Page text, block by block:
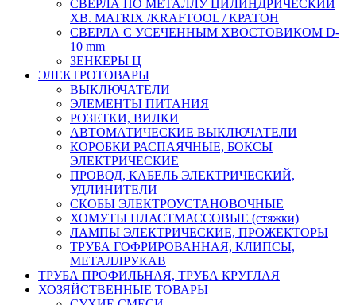
СВЕРЛА ПО МЕТАЛЛУ ЦИЛИНДРИЧЕСКИЙ
ХВ. MATRIX /KRAFTOOL / КРАТОН
СВЕРЛА С УСЕЧЕННЫМ ХВОСТОВИКОМ D-
10 mm
ЗЕНКЕРЫ Ц
ЭЛЕКТРОТОВАРЫ
ВЫКЛЮЧАТЕЛИ
ЭЛЕМЕНТЫ ПИТАНИЯ
РОЗЕТКИ, ВИЛКИ
АВТОМАТИЧЕСКИЕ ВЫКЛЮЧАТЕЛИ
КОРОБКИ РАСПАЯЧНЫЕ, БОКСЫ
ЭЛЕКТРИЧЕСКИЕ
ПРОВОД, КАБЕЛЬ ЭЛЕКТРИЧЕСКИЙ,
УДЛИНИТЕЛИ
СКОБЫ ЭЛЕКТРОУСТАНОВОЧНЫЕ
ХОМУТЫ ПЛАСТМАССОВЫЕ (стяжки)
ЛАМПЫ ЭЛЕКТРИЧЕСКИЕ, ПРОЖЕКТОРЫ
ТРУБА ГОФРИРОВАННАЯ, КЛИПСЫ,
МЕТАЛЛРУКАВ
ТРУБА ПРОФИЛЬНАЯ, ТРУБА КРУГЛАЯ
ХОЗЯЙСТВЕННЫЕ ТОВАРЫ